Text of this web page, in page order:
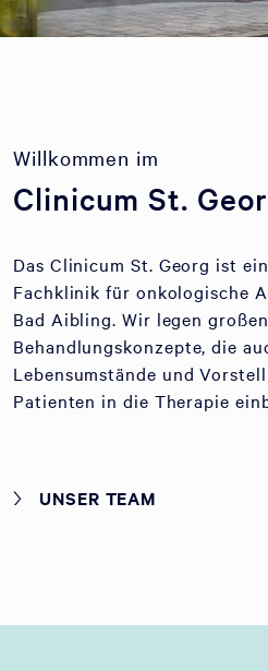
Willkommen im
Clinicum St.
Das Clinicum St. Georg ist
Fachklinik für onkologische
Bad Aibling. Wir legen
Behandlungskonzepte, die
Lebensumstände und
Patienten in die Therapie
UNSER TEAM